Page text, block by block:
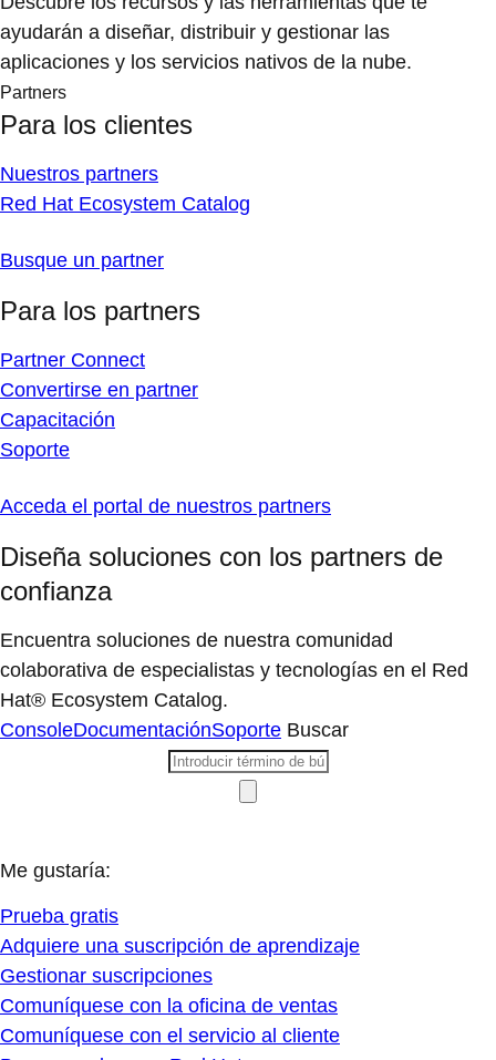
ayudarán a diseñar, distribuir y gestionar las
aplicaciones y los servicios nativos de la nube.
Partners
Para los clientes
Nuestros partners
Red Hat Ecosystem Catalog
Busque un partner
Para los partners
Partner Connect
Convertirse en partner
Capacitación
Soporte
Acceda el portal de nuestros partners
Diseña soluciones con los partners de
confianza
Encuentra soluciones de nuestra comunidad
colaborativa de especialistas y tecnologías en el Red
Hat® Ecosystem Catalog.
ConsoleDocumentaciónSoporte Buscar
Me gustaría:
Prueba gratis
Adquiere una suscripción de aprendizaje
Gestionar suscripciones
Comuníquese con la oficina de ventas
Comuníquese con el servicio al cliente